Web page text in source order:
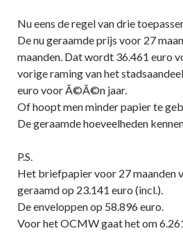
Nu eens de regel van drie
De nu geraamde prijs voor 27
maanden. Dat wordt 36.461 euro
vorige raming van het
euro voor Ã©Ã©n jaar.
Of hoopt men minder papier te
De geraamde hoeveelheden
P.S.
Het briefpapier voor 27 maanden
geraamd op 23.141 euro (incl.).
De enveloppen op 58.896 euro.
Voor het OCMW gaat het om